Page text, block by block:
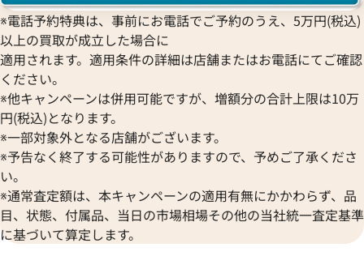
※電話予約特典は、事前にお電話でご予約のうえ、5万円(税込)
以上の買取が成立した場合に
適用されます。適用条件の詳細は店舗またはお電話にてご確認
ください。
※他キャンペーンは併用可能ですが、増額分の合計上限は10万
円(税込)となります。
※一部対象外となる店舗がございます。
※予告なく終了する可能性がありますので、予めご了承くださ
い。
※通常査定額は、本キャンペーンの適用有無にかかわらず、品
目、状態、付属品、当日の市場相場その他の当社統一査定基準
に基づいて算定します。